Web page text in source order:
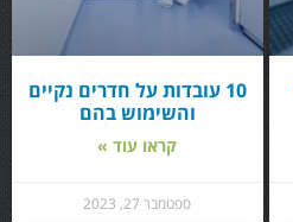
10 עובדות על חדרים נקיים
והשימוש בהם
קראו עוד »
ספטמבר 27, 2023